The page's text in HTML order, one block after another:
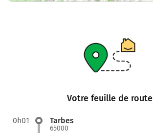
Votre feuille de route
0h01 Tarbes
65000